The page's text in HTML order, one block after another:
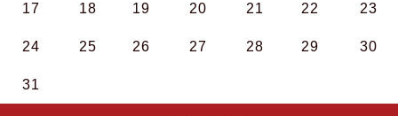
17 18 19 20 21 22 23
24 25 26 27 28 29 30
31